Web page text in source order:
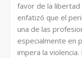
favor de la libertad
enfatizó que el
una de las
especialmente en
impera la